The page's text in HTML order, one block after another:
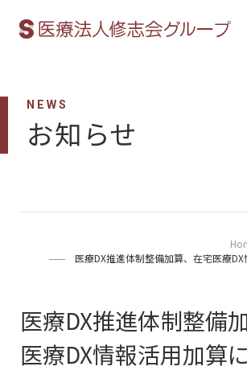
NEWS
お知らせ
医療DX推進体制整備加算、在宅医療
医療DX推進体制整備
医療DX情報活用加算